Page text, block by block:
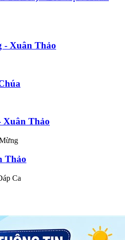
- Xuân Thảo
Xuân Thảo
Thảo
Ca